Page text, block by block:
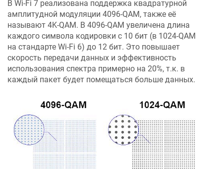
В Wi-Fi 7 реализована поддержка квадратурной
амплитудной модуляции 4096-QAM, также её
называют 4K-QAM. В 4096-QAM увеличена длина
каждого символа кодировки с 10 бит (в 1024-QAM
на стандарте Wi-Fi 6) до 12 бит. Это повышает
скорость передачи данных и эффективность
использования спектра примерно на 20%, т.к. в
каждый пакет будет помещаться больше данных.